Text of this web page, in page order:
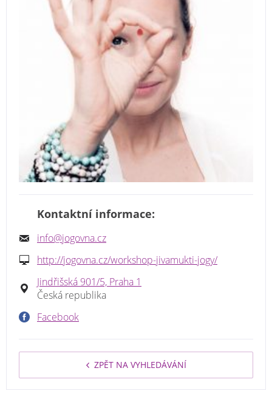
Kontaktní informace:
info@jogovna.cz
http://jogovna.cz/workshop-jivamukti-jogy/
Jindřišská 901/5, Praha 1
Česká republika
Facebook
ZPĚT NA VYHLEDÁVÁNÍ